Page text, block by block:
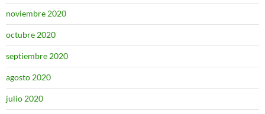
noviembre 2020
octubre 2020
septiembre 2020
agosto 2020
julio 2020